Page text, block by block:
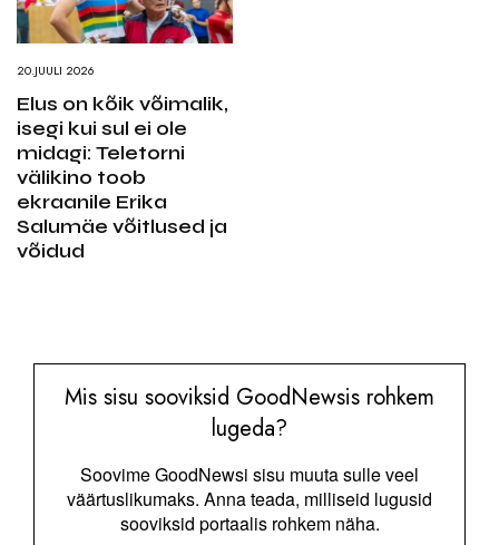
20.JUULI 2026
Elus on kõik võimalik,
isegi kui sul ei ole
midagi: Teletorni
välikino toob
ekraanile Erika
Salumäe võitlused ja
võidud
Mis sisu sooviksid GoodNewsis rohkem
lugeda?
Soovime GoodNewsi sisu muuta sulle veel
väärtuslikumaks. Anna teada, milliseid lugusid
sooviksid portaalis rohkem näha.